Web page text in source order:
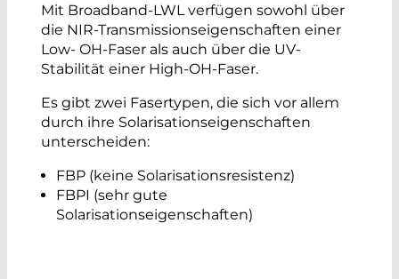
Mit Broadband-LWL verfügen sowohl über
die NIR-Transmissionseigenschaften einer
Low- OH-Faser als auch über die UV-
Stabilität einer High-OH-Faser.
Es gibt zwei Fasertypen, die sich vor allem
durch ihre Solarisationseigenschaften
unterscheiden:
FBP (keine Solarisationsresistenz)
FBPI (sehr gute
Solarisationseigenschaften)